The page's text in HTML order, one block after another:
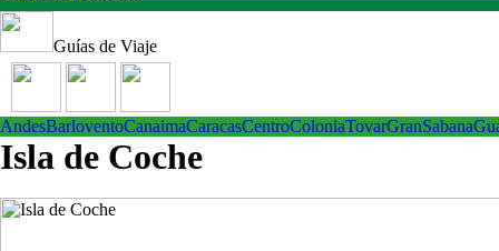
Guías de Viaje
AndesBarloventoCanaimaCaracasCentroColoniaTovarGranSabana
Isla de Coche